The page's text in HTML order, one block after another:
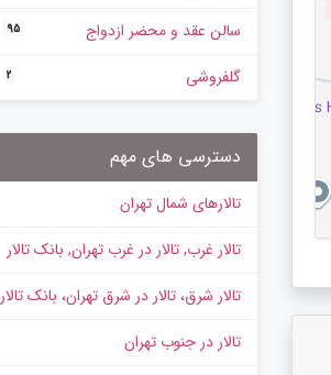
سالن عقد و محضر ازدواج 95
گلفروشی 2
دسترسی های مهم
تالارهای شمال تهران
تالار غرب, تالار در غرب تهران, بانک تالار
تالار شرق، تالار در شرق تهران، بانک تالار
تالار در جنوب تهران